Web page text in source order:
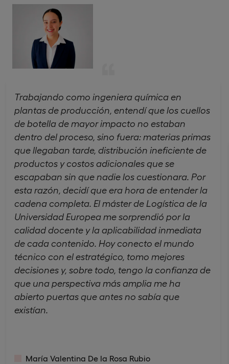
Trabajando como ingeniera química en
plantas de producción, entendí que los cuellos
de botella de mayor impacto no estaban
dentro del proceso, sino fuera: materias primas
que llegaban tarde, distribución ineficiente de
productos y costos adicionales que se
escapaban sin que nadie los cuestionara. Por
esta razón, decidí que era hora de entender la
cadena completa. El máster de Logística de la
Universidad Europea me sorprendió por la
calidad docente y la aplicabilidad inmediata
de cada contenido. Hoy conecto el mundo
técnico con el estratégico, tomo mejores
decisiones y, sobre todo, tengo la confianza de
que una perspectiva más amplia me ha
abierto puertas que antes no sabía que
existían.
María Valentina De la Rosa Rubio